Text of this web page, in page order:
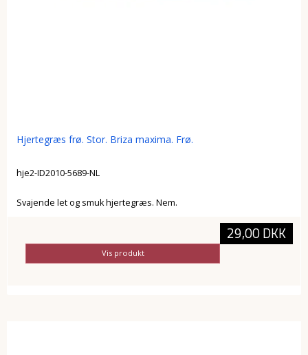
Hjertegræs frø. Stor. Briza maxima. Frø.
hje2-ID2010-5689-NL
Svajende let og smuk hjertegræs. Nem.
29,00 DKK
Vis produkt